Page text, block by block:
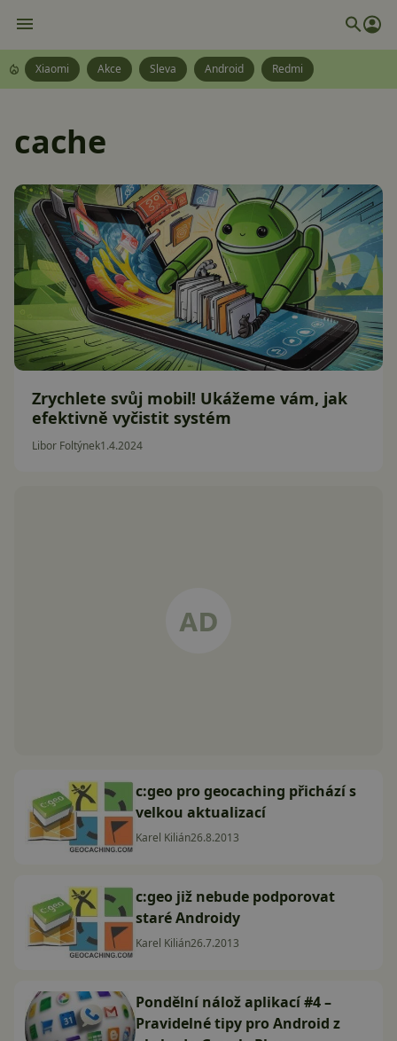
Xiaomi Akce Sleva Android Redmi
cache
Zrychlete svůj mobil! Ukážeme vám, jak
efektivně vyčistit systém
Libor Foltýnek1.4.2024
c:geo pro geocaching přichází s
velkou aktualizací
Karel Kilián26.8.2013
c:geo již nebude podporovat
staré Androidy
Karel Kilián26.7.2013
Pondělní nálož aplikací #4 –
Pravidelné tipy pro Android z